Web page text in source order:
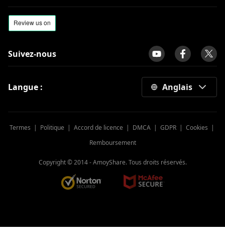
Suivez-nous
Langue : Anglais
Termes | Politique | Accord de licence | DMCA| GDPR| Cookies |
Remboursement
Copyright © 2014 -AmoyShare. Tous droits réservés.